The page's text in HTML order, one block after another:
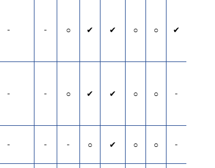
- - ○ ✔ ✔ ○ ○ ✔
- - ○ ✔ ✔ ○ ○ -
- - - ○ ✔ ○ ○ -